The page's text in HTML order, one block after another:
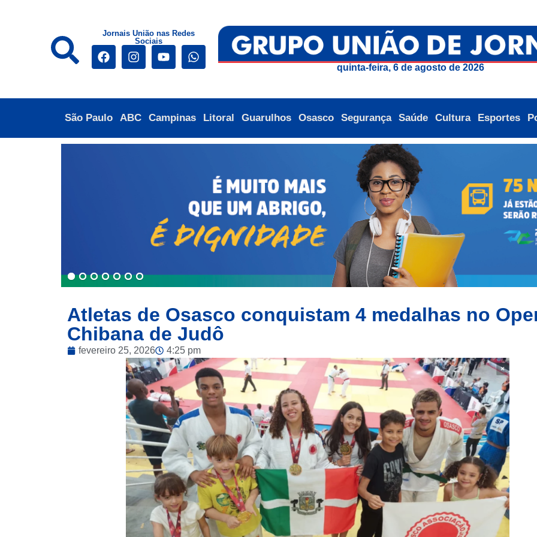
Jornais União nas Redes
Sociais
quinta-feira, 6 de agosto de 2026
São Paulo ABC Campinas Litoral Guarulhos Osasco Segurança Saúde Cultura Esportes
Atletas de Osasco conquistam 4 medalhas no
Chibana de Judô
fevereiro 25, 2026 4:25 pm